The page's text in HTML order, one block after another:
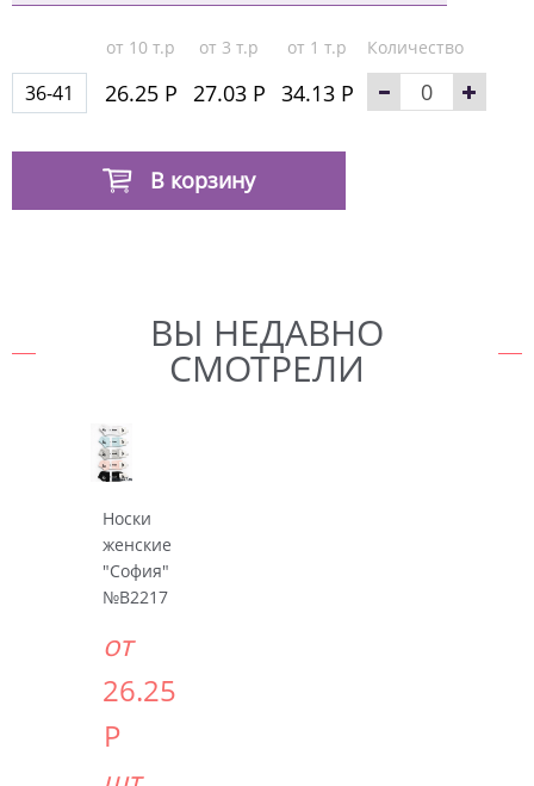
от 10 т.р от 3 т.р от 1 т.р Количество
36-41 26.25 Р 27.03 Р 34.13 Р
В корзину
ВЫ НЕДАВНО
СМОТРЕЛИ
Носки
женские
"София"
№В2217
от
26.25
Р